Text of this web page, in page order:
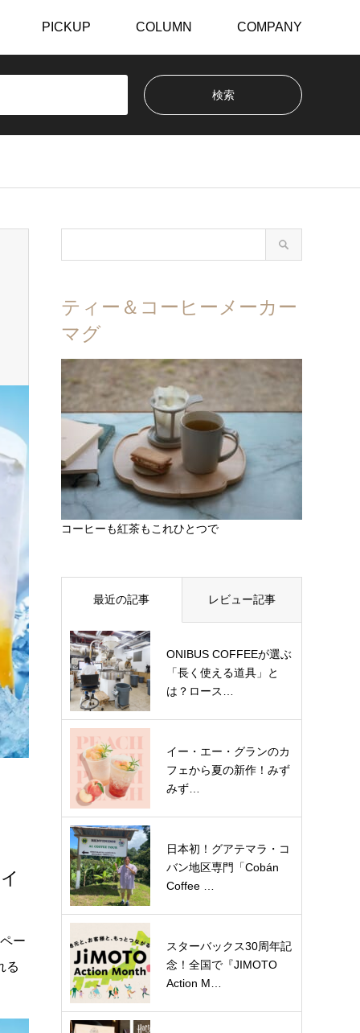
PICKUP COLUMN COMPANY
ー
る
ティー＆コーヒーメーカー
マグ
コーヒーも紅茶もこれひとつで
最近の記事 レビュー記事
ONIBUS COFFEEが選ぶ
「長く使える道具」と
は？ロース…
イー・エー・グランのカ
フェから夏の新作！みず
みず…
日本初！グアテマラ・コ
バン地区専門「Cobán
Coffee …
スターバックス30周年記
念！全国で『JIMOTO
Action M…